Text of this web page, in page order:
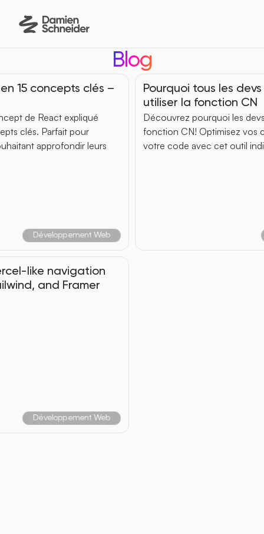
Blog
15 concepts clés –
de React expliqué
clés. Parfait pour
approfondir leurs
Développement Web
Pourquoi tous les
utiliser la fonction CN
Découvrez pourquoi les
fonction CN! Optimisez vos
votre code avec cet outil
like navigation
and Framer
Développement Web